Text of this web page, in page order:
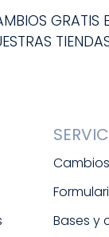
GRATIS
Bases y